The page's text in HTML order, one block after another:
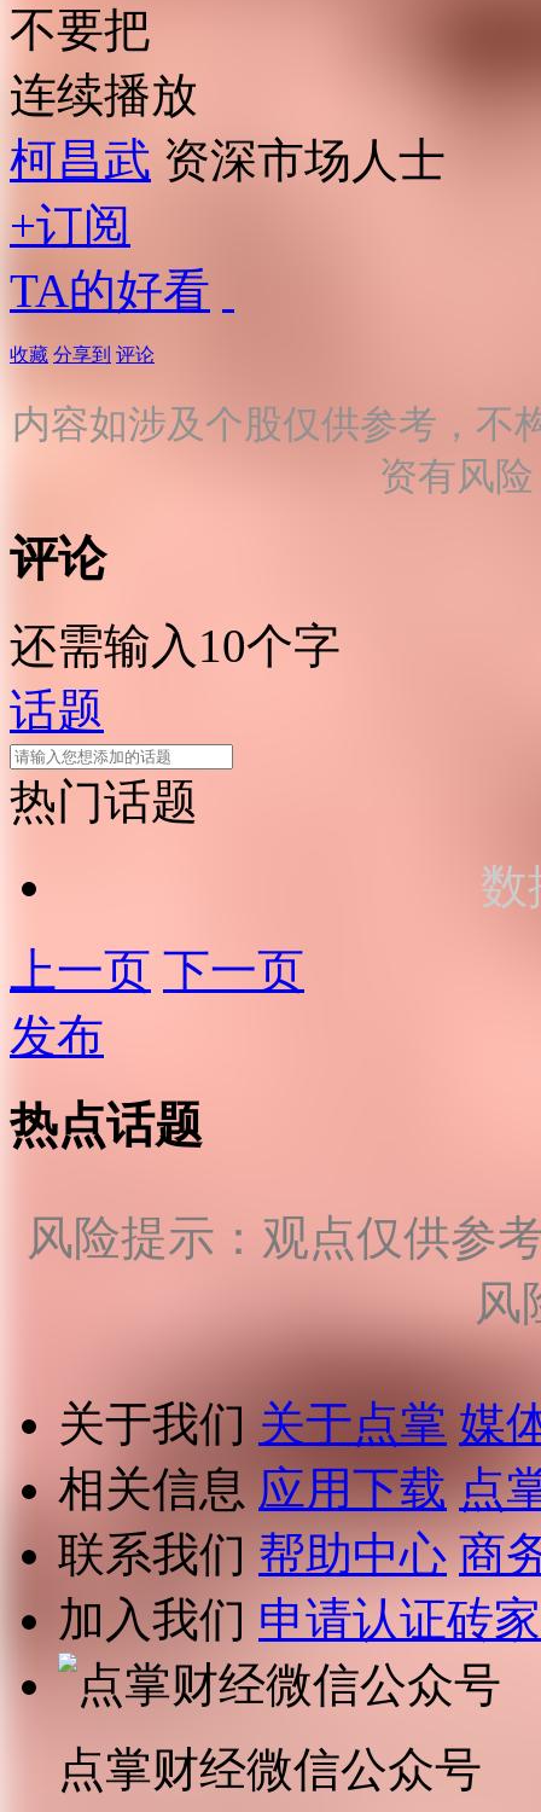
不要把
连续播放
柯昌武 资深市场人士
+订阅
TA的好看
收藏 分享到 评论
内容如涉及个股仅供参考，不
资有风
评论
还需输入10个字
话题
热门话题
数
上一页 下一页
发布
热点话题
风险提示：观点仅供参
风
关于我们 关于点掌 媒
相关信息 应用下载 点
联系我们 帮助中心 商
加入我们 申请认证砖家
点掌财经微信公众号